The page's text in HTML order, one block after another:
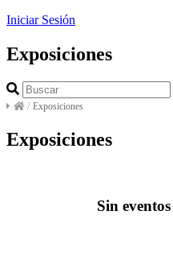
Iniciar Sesión
Exposiciones
/ Exposiciones
Exposiciones
Sin